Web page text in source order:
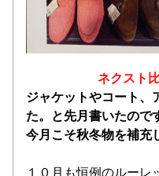
ネクスト
ジャケットやコート、
た。と先月書いたので
今月こそ秋冬物を補充
１０月も恒例のルーレ